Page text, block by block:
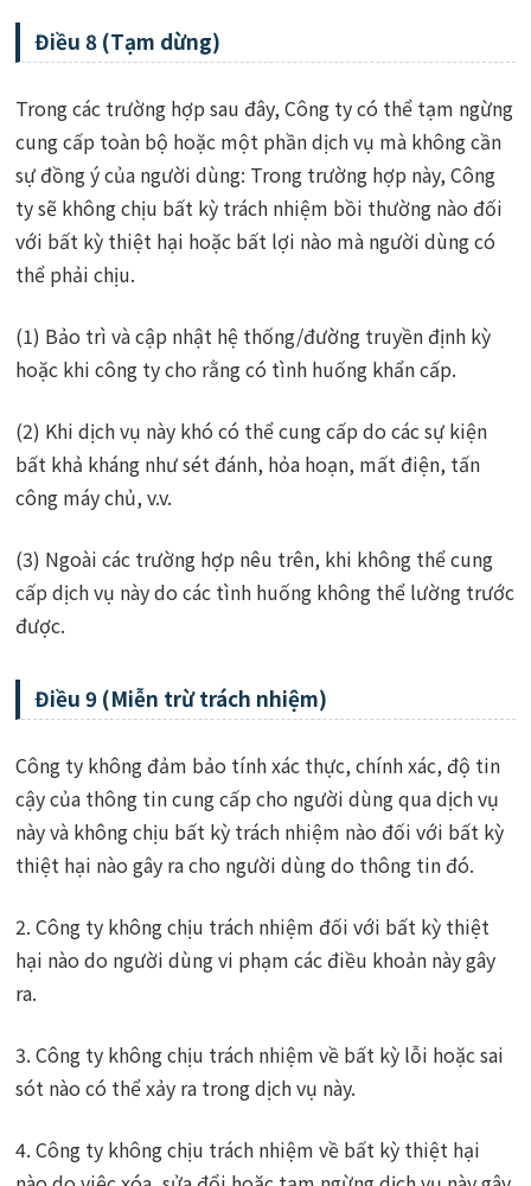
Điều 8 (Tạm dừng)
Trong các trường hợp sau đây, Công ty có thể tạm ngừng
cung cấp toàn bộ hoặc một phần dịch vụ mà không cần
sự đồng ý của người dùng: Trong trường hợp này, Công
ty sẽ không chịu bất kỳ trách nhiệm bồi thường nào đối
với bất kỳ thiệt hại hoặc bất lợi nào mà người dùng có
thể phải chịu.
(1) Bảo trì và cập nhật hệ thống/đường truyền định kỳ
hoặc khi công ty cho rằng có tình huống khẩn cấp.
(2) Khi dịch vụ này khó có thể cung cấp do các sự kiện
bất khả kháng như sét đánh, hỏa hoạn, mất điện, tấn
công máy chủ, v.v.
(3) Ngoài các trường hợp nêu trên, khi không thể cung
cấp dịch vụ này do các tình huống không thể lường trước
được.
Điều 9 (Miễn trừ trách nhiệm)
Công ty không đảm bảo tính xác thực, chính xác, độ tin
cậy của thông tin cung cấp cho người dùng qua dịch vụ
này và không chịu bất kỳ trách nhiệm nào đối với bất kỳ
thiệt hại nào gây ra cho người dùng do thông tin đó.
2. Công ty không chịu trách nhiệm đối với bất kỳ thiệt
hại nào do người dùng vi phạm các điều khoản này gây
ra.
3. Công ty không chịu trách nhiệm về bất kỳ lỗi hoặc sai
sót nào có thể xảy ra trong dịch vụ này.
4. Công ty không chịu trách nhiệm về bất kỳ thiệt hại